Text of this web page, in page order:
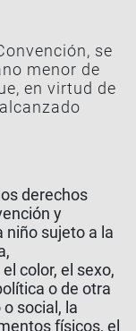
se
menor de
en virtud de
derechos
y
niño sujeto a la
color, el sexo,
o de otra
social, la
físicos, el